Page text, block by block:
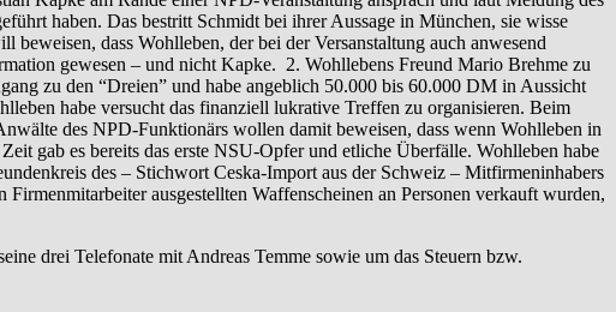
haben. Das bestritt Schmidt bei ihrer Aussage in München, sie wisse
dass Wohlleben, der bei der Versanstaltung auch anwesend
gewesen – und nicht Kapke. 2. Wohllebens Freund Mario Brehme zu
zu den “Dreien” und habe angeblich 50.000 bis 60.000 DM in Aussicht
habe versucht das finanziell lukrative Treffen zu organisieren. Beim
des NPD-Funktionärs wollen damit beweisen, dass wenn Wohlleben in
gab es bereits das erste NSU-Opfer und etliche Überfälle. Wohlleben habe
des – Stichwort Ceska-Import aus der Schweiz – Mitfirmeninhabers
ausgestellten Waffenscheinen an Personen verkauft wurden,
drei Telefonate mit Andreas Temme sowie um das Steuern bzw.